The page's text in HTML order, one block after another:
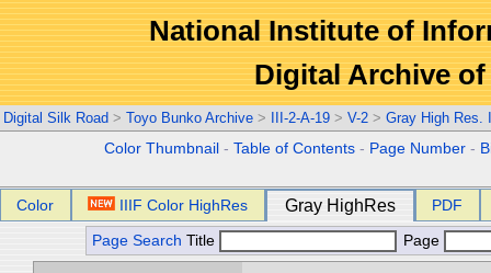
National Institute of
Digital Archive
Digital Silk Road > Toyo Bunko Archive > III-2-A-19 > V-2 > Gray High Res.
Color Thumbnail -Table of Contents - Page Number -
Color IIIF Color HighRes Gray HighRes PDF
Page Search Title Page